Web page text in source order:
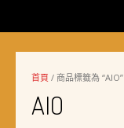
首頁 / 商品標籤為 “AIO”
AIO